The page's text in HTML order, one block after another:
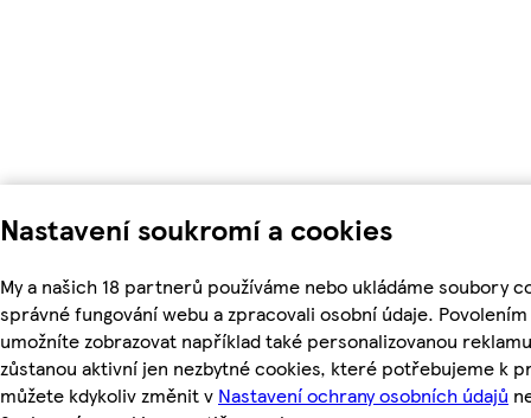
Nastavení soukromí a cookies
My a našich 18 partnerů používáme nebo ukládáme soubory
správné fungování webu a zpracovali osobní údaje.
umožníte zobrazovat například také personalizovanou
zůstanou aktivní jen nezbytné cookies, které potřebujeme k
můžete kdykoliv změnit v Nastavení ochrany osobních údajů